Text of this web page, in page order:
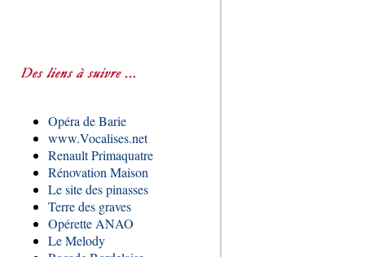
Opéra de Barie
www.Vocalises.net
Renault Primaquatre
Rénovation Maison
Le site des pinasses
Terre des graves
Opérette ANAO
Le Melody